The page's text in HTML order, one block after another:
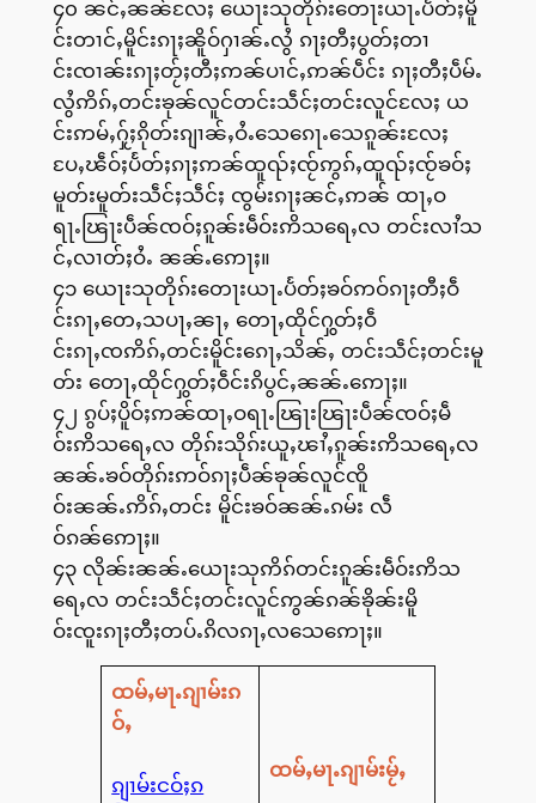
၄၀ ၼင်ႇၼၼ်လႄႈ ယေႃးသုတိုၵ်းတေႃးယႃႉပႅတ်ႈမိူ
င်းတၢင်ႇမိူင်းၵႃႈၼိူဝ်ႁၢၼ်ႉလွႆ ၵႃႈတီႈပွတ်ႈတၢ
င်းၸၢၼ်းၵႃႈတႂ်ႈတီႈဢၼ်ပၢင်ႇဢၼ်ပဵင်း ၵႃႈတီႈပဵမ်ႉ
လွႆဢိၵ်ႇတင်းၶုၼ်လူင်တင်းသဵင်ႈတင်းလူင်လႄႈ ယ
င်းဢမ်ႇႁႂ်ႈၵိုတ်းၵျၢၼ်ႇဝႆႉသေၵေႃႉသေၵူၼ်းလႄႈ
ပႄႇၽဵဝ်ႈပႅတ်ႈၵႃႈဢၼ်ထူၺ်ႈၸႂ်ဢွၵ်ႇထူၺ်ႈၸႂ်ၶဝ်ႈ
မူတ်းမူတ်းသဵင်ႈသဵင်ႈ ၸွမ်းၵႃႈၼင်ႇဢၼ် ထႃႇဝ
ရႃႉၽြႃးပဵၼ်ၸဝ်ႈၵူၼ်းမဵဝ်းဢိသရေႇလ တင်းလၢႆသ
င်ႇလၢတ်ႈဝႆႉ ၼၼ်ႉဢေႃႈ။
၄၁ ယေႃးသုတိုၵ်းတေႃးယႃႉပႅတ်ႈၶဝ်ဢဝ်ၵႃႈတီႈဝဵ
င်းၵႃႇတေႇသပႃႇၼႃႇ တေႃႇထိုင်ႁွတ်ႈဝဵ
င်းၵႃႇၸဢိၵ်ႇတင်းမိူင်းၵေႃႇသိၼ်ႇ တင်းသဵင်ႈတင်းမူ
တ်း တေႃႇထိုင်ႁွတ်ႈဝဵင်းၵိပွင်ႇၼၼ်ႉဢေႃႈ။
၄၂ ၵွပ်ႈပိူဝ်ႈဢၼ်ထႃႇဝရႃႉၽြႃးၽြႃးပဵၼ်ၸဝ်ႈမဵ
ဝ်းဢိသရေႇလ တိုၵ်းသိုၵ်းယူႇၽၢႆႇၵူၼ်းဢိသရေႇလ
ၼၼ်ႉၶဝ်တိုၵ်းဢဝ်ၵႃႈပဵၼ်ၶုၼ်လူင်ၸိူ
ဝ်းၼၼ်ႉဢိၵ်ႇတင်း မိူင်းၶဝ်ၼၼ်ႉၵမ်း လဵ
ဝ်ၵၼ်ဢေႃႈ။
၄၃ လိုၼ်းၼၼ်ႉယေႃးသုဢိၵ်တင်းၵူၼ်းမဵဝ်းဢိသ
ရေႇလ တင်းသဵင်ႈတင်းလူင်ဢွၼ်ၵၼ်ၶိုၼ်းမိူ
ဝ်းၸူးၵႃႈတီႈတပ်ႉၵိလၵႃႇလသေဢေႃႈ။
ထမ်ႇမႃႉၵျၢမ်းၵ
ဝ်ႇ
ၵျၢမ်းငဝ်ႈၵ
ထမ်ႇမႃႉၵျၢမ်းမႂ်ႇ